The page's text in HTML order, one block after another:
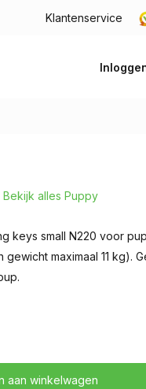
Gratis verzending v.a. €
Klantenservice
Account
Bekijk alles Puppy
keys small N220 voor
maximaal 11 kg).
aan winkelwagen